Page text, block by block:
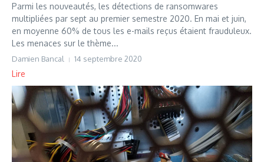
Parmi les nouveautés, les détections de ransomwares
multipliées par sept au premier semestre 2020. En mai et juin,
en moyenne 60% de tous les e-mails reçus étaient frauduleux.
Les menaces sur le thème...
Damien Bancal 14 septembre 2020
Lire